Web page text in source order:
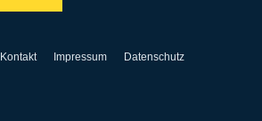
Kontakt Impressum Datenschutz